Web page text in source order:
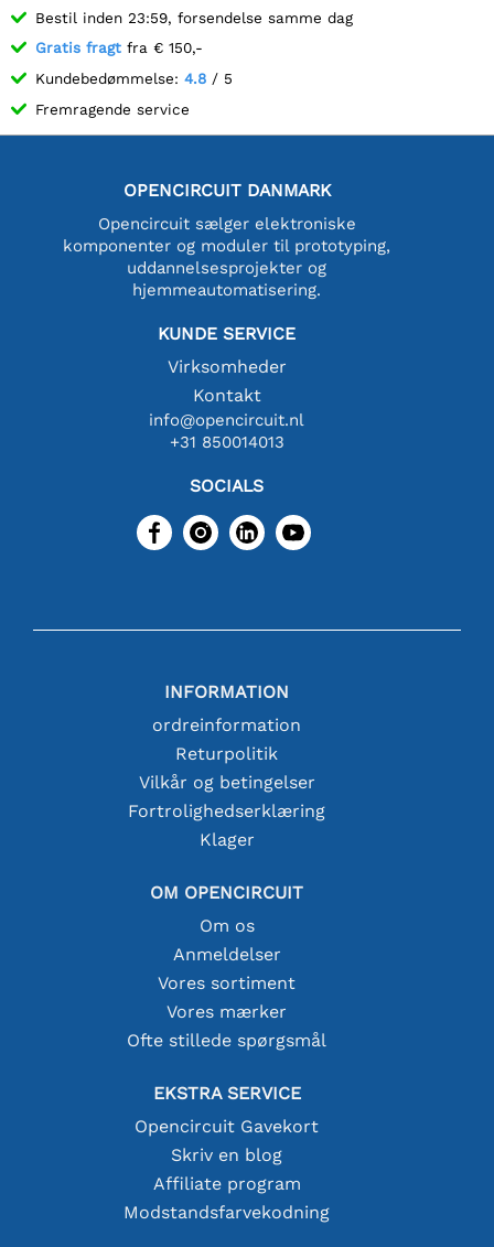
Bestil inden 23:59, forsendelse samme dag
Gratis fragt fra € 150,-
Kundebedømmelse: 4.8 / 5
Fremragende service
OPENCIRCUIT DANMARK
Opencircuit sælger elektroniske
komponenter og moduler til prototyping,
uddannelsesprojekter og
hjemmeautomatisering.
KUNDE SERVICE
Virksomheder
Kontakt
info@opencircuit.nl
+31 850014013
SOCIALS
INFORMATION
ordreinformation
Returpolitik
Vilkår og betingelser
Fortrolighedserklæring
Klager
OM OPENCIRCUIT
Om os
Anmeldelser
Vores sortiment
Vores mærker
Ofte stillede spørgsmål
EKSTRA SERVICE
Opencircuit Gavekort
Skriv en blog
Affiliate program
Modstandsfarvekodning